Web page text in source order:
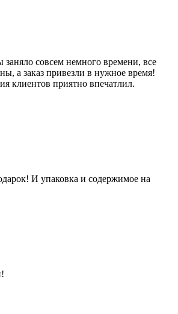
совсем немного времени, все
а заказ привезли в нужное время!
клиентов приятно впечатлил.
И упаковка и содержимое на